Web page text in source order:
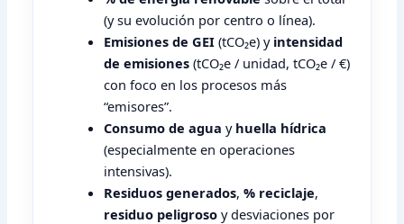
(y su evolución por centro o línea).
Emisiones de GEI (tCO₂e) y intensidad
de emisiones (tCO₂e / unidad, tCO₂e / €)
con foco en los procesos más
“emisores”.
Consumo de agua y huella hídrica
(especialmente en operaciones
intensivas).
Residuos generados,% reciclaje,
residuo peligroso y desviaciones por